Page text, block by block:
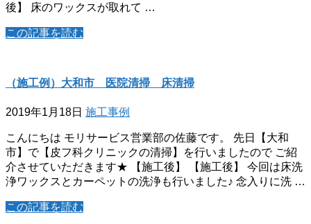
後】 床のワックスが取れて …
この記事を読む
（施工例）大和市 医院清掃 床清掃
2019年1月18日 施工事例
こんにちは モリサービス営業部の佐藤です。 先日【大和
市】で【皮フ科クリニックの清掃】を行いましたので ご紹
介させていただきます★ 【施工後】 【施工後】 今回は床洗
浄ワックスとカーペットの洗浄も行いました♪ 念入りに洗 …
この記事を読む